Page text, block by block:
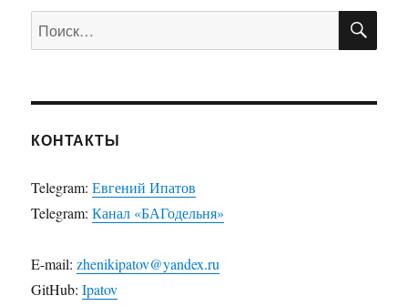
Искать:
КОНТАКТЫ
Telegram:Евгений Ипатов
Telegram:Канал «БАГодельня»
E-mail:zhenikipatov@yandex.ru
GitHub:Ipatov